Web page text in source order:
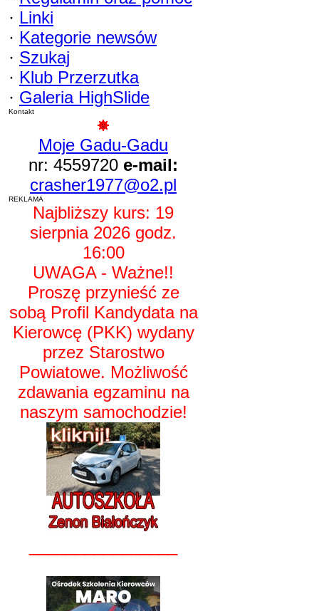
· Linki
· Kategorie newsów
· Szukaj
· Klub Przerzutka
· Galeria HighSlide
Kontakt
Moje Gadu-Gadu
nr: 4559720 e-mail:
crasher1977@o2.pl
REKLAMA
Najbliższy kurs: 19
sierpnia 2026 godz.
16:00
UWAGA - Ważne!!
Proszę przynieść ze
sobą Profil Kandydata na
Kierowcę (PKK) wydany
przez Starostwo
Powiatowe. Możliwość
zdawania egzaminu na
naszym samochodzie!